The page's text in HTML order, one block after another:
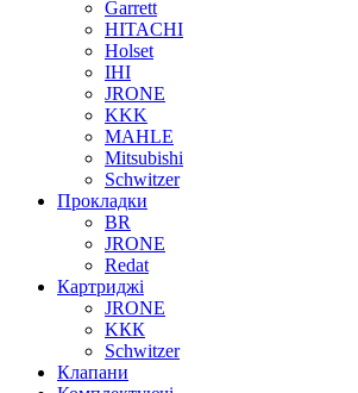
Garrett
HITACHI
Holset
IHI
JRONE
KKK
MAHLE
Mitsubishi
Schwitzer
Прокладки
BR
JRONE
Redat
Картриджі
JRONE
KКК
Schwitzer
Клапани